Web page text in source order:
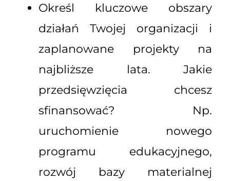
Określ kluczowe obszary
działań Twojej organizacji i
zaplanowane projekty na
najbliższe lata. Jakie
przedsięwzięcia chcesz
sfinansować? Np.
uruchomienie nowego
programu edukacyjnego,
rozwój bazy materialnej